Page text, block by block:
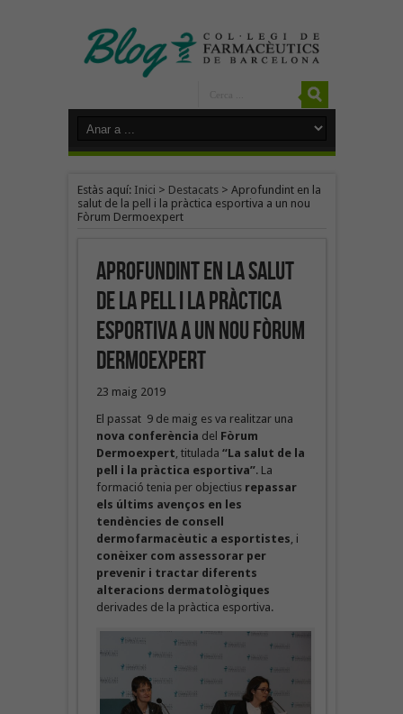
Estàs aquí: Inici > Destacats> Aprofundint en la
salut de la pell i la pràctica esportiva a un nou
Fòrum Dermoexpert
Aprofundint en la salut
de la pell i la pràctica
esportiva a un nou Fòrum
Dermoexpert
23 maig 2019
El passat 9 de maig es va realitzar una
nova conferència del Fòrum
Dermoexpert , titulada “La salut de la
pell i la pràctica esportiva”. La
formació tenia per objectius repassar
els últims avenços en les
tendències de consell
dermofarmacèutic a esportistes , i
conèixer com assessorar per
prevenir i tractar diferents
alteracions dermatològiques
derivades de la pràctica esportiva.